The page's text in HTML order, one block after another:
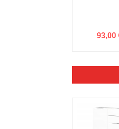
93,00